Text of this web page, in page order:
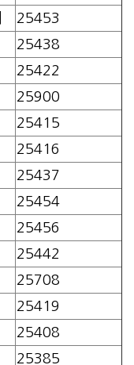
25453
25438
25422
25900
25415
25416
25437
25454
25456
25442
25708
25419
25408
25385